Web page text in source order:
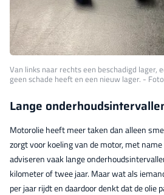
Van links naar rechts een beschadigd lager,
geen schade heeft en een nieuw lager. -
Lange
Motorolie heeft meer taken dan alleen
zorgt voor koeling van de motor, met
adviseren vaak lange
kilometer of twee jaar. Maar wat als
per jaar rijdt en daardoor denkt dat de olie